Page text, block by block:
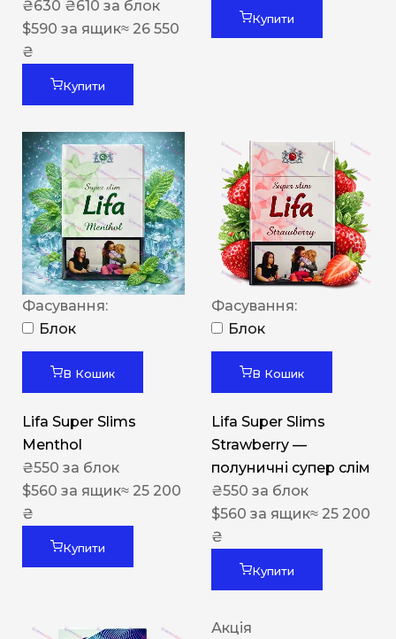
₴630 ₴610 за блок
$590 за ящик≈ 26 550
₴
Купити
Купити
Фасування:
Блок
В Кошик
Lifa Super Slims
Menthol
₴550 за блок
$560 за ящик≈ 25 200
₴
Купити
Фасування:
Блок
В Кошик
Lifa Super Slims
Strawberry —
полуничні супер слім
₴550 за блок
$560 за ящик≈ 25 200
₴
Купити
Акція